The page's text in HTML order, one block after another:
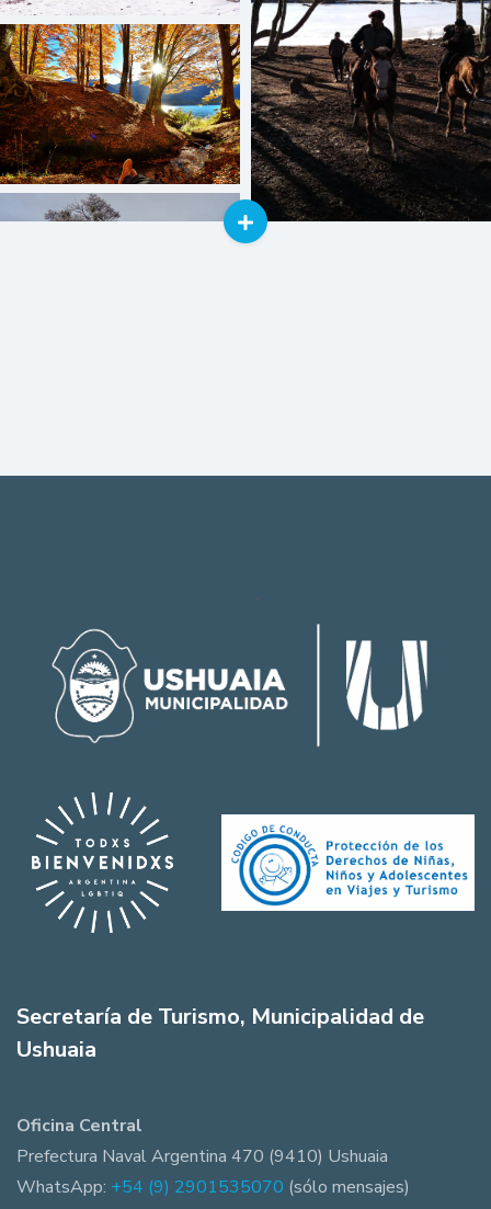
Secretaría de Turismo, Municipalidad de
Ushuaia
Oficina Central
Prefectura Naval Argentina 470 (9410) Ushuaia
WhatsApp: +54 (9) 2901535070 (sólo mensajes)